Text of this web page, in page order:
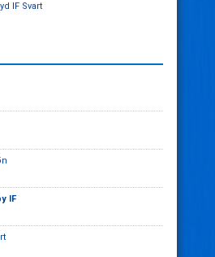
IF Svart
IF